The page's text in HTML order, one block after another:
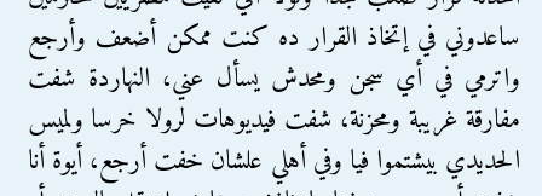
ساعدوني في إتخاذ القرار ده كنت ممكن أضعف وأرجع
واترمي في أي سجن ومحدش يسأل عني، النهاردة شفت
مفارقة غريبة ومحزنة، شفت فيديوهات لروﻻ خرسا ولميس
الحديدي بيشتموا فيا وفي أهلي علشان خفت أرجع، أيوة أنا